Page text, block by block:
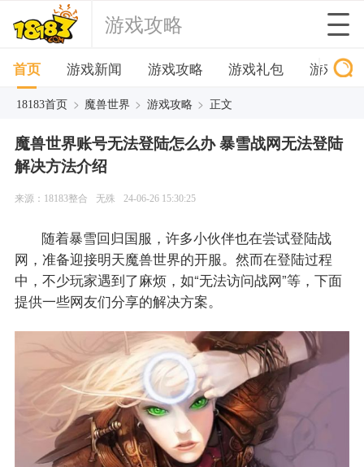
游戏攻略
首页 游戏新闻 游戏攻略 游戏礼包 游戏下
18183首页 > 魔兽世界 > 游戏攻略 > 正文
魔兽世界账号无法登陆怎么办 暴雪战网无法登陆
解决方法介绍
来源：18183整合 无殊 24-06-26 15:30:25
随着暴雪回归国服，许多小伙伴也在尝试登陆战
网，准备迎接明天魔兽世界的开服。然而在登陆过程
中，不少玩家遇到了麻烦，如“无法访问战网”等，下面
提供一些网友们分享的解决方案。